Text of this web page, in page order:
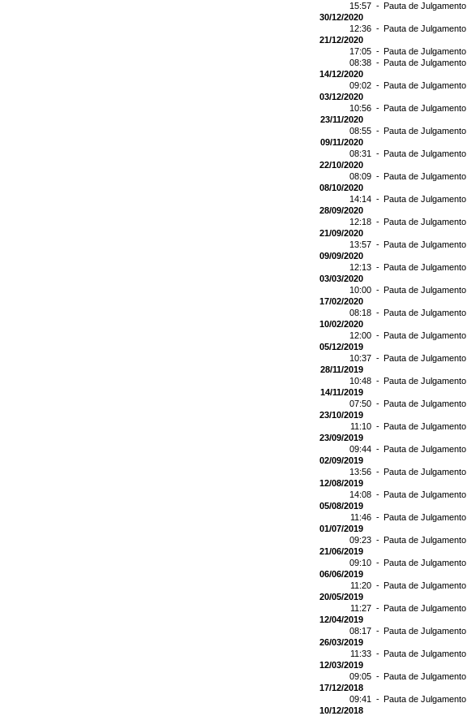
15:57 - Pauta de
30/12/2020
12:36 - Pauta de
21/12/2020
17:05 - Pauta de
08:38 - Pauta de
14/12/2020
09:02 - Pauta de
03/12/2020
10:56 - Pauta de
23/11/2020
08:55 - Pauta de
09/11/2020
08:31 - Pauta de
22/10/2020
08:09 - Pauta de
08/10/2020
14:14 - Pauta de
28/09/2020
12:18 - Pauta de
21/09/2020
13:57 - Pauta de
09/09/2020
12:13 - Pauta de
03/03/2020
10:00 - Pauta de
17/02/2020
08:18 - Pauta de
10/02/2020
12:00 - Pauta de
05/12/2019
10:37 - Pauta de
28/11/2019
10:48 - Pauta de
14/11/2019
07:50 - Pauta de
23/10/2019
11:10 - Pauta de
23/09/2019
09:44 - Pauta de
02/09/2019
13:56 - Pauta de
12/08/2019
14:08 - Pauta de
05/08/2019
11:46 - Pauta de
01/07/2019
09:23 - Pauta de
21/06/2019
09:10 - Pauta de
06/06/2019
11:20 - Pauta de
20/05/2019
11:27 - Pauta de
12/04/2019
08:17 - Pauta de
26/03/2019
11:33 - Pauta de
12/03/2019
09:05 - Pauta de
17/12/2018
09:41 - Pauta de
10/12/2018